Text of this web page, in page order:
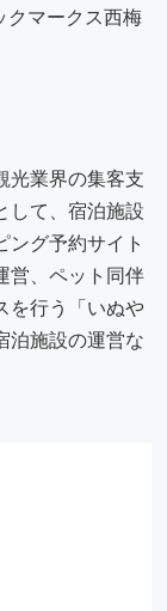
クマークス西梅
光業界の集客支
して、宿泊施設
グ予約サイト
営、ペット同伴
を行う「いぬや
泊施設の運営な